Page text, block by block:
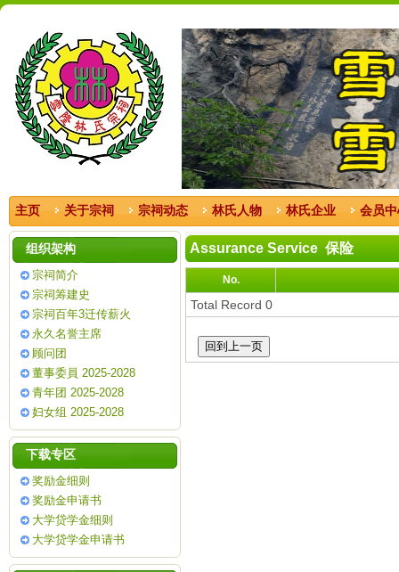
主页 关于宗祠 宗祠动态 林氏人物 林氏企业 会员
组织架构
宗祠简介
宗祠筹建史
宗祠百年3迁传薪火
永久名誉主席
顾问团
董事委員 2025-2028
青年团 2025-2028
妇女组 2025-2028
下载专区
奖励金细则
奖励金申请书
大学贷学金细则
大学贷学金申请书
Assurance Service 保险
No.
Total Record 0